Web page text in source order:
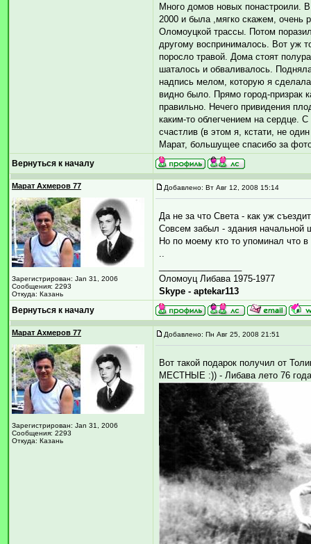
Много домов новых понастроили.
2000 и была ,мягко скажем, очень
Оломоуцкой трассы. Потом
другому воспринималось. Вот уж
поросло травой. Дома стоят
шаталось и обваливалось.
надпись мелом, которую я
видно было. Прямо город-призрак
правильно. Нечего привидения
каким-то облегчением на сердце.
счастлив (в этом я, кстати, не
Марат, большущее спасибо за
Вернуться к началу
Марат Ахмеров 77
Зарегистрирован: Jan 31, 2006
Сообщения: 2293
Откуда: Казань
Добавлено: Вт Авг 12, 2008 15:14
Да не за что Света - как уж
Совсем забыл - здания начальной
Но по моему кто то упоминал что
..
Оломоуц Либава 1975-1977
Skype - aptekar113
Вернуться к началу
Марат Ахмеров 77
Зарегистрирован: Jan 31, 2006
Сообщения: 2293
Откуда: Казань
Добавлено: Пн Авг 25, 2008 21:51
Вот такой подарок получил от
МЕСТНЫЕ :)) - Либава лето 76 года